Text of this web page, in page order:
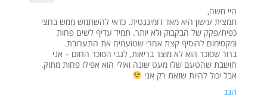
היי משה,
תמצית עישון היא מאד דומיננטית. כדאי להשתמש ממש בחצי
כפית/פקק של הבקבוק ולא יותר. תמיד עדיף לשים פחות
ומקסימום להוסיף קצת אחרי שטועמים את התערובת.
ברור שסוכר הוא לא מוצר בריאות, לגבי הסוכר החום – אני
חושבת שהטעם שלו מעט שונה ואולי הוא אפילו פחות מתוק.
אבל יכול להיות שזאת רק אני
הגב